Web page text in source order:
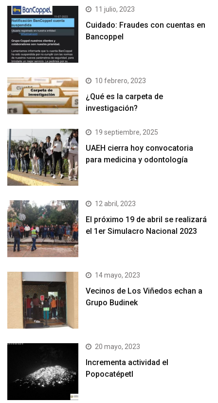
11 julio, 2023
Cuidado: Fraudes con cuentas en
Bancoppel
10 febrero, 2023
¿Qué es la carpeta de
investigación?
19 septiembre, 2025
UAEH cierra hoy convocatoria
para medicina y odontología
12 abril, 2023
El próximo 19 de abril se realizará
el 1er Simulacro Nacional 2023
14 mayo, 2023
Vecinos de Los Viñedos echan a
Grupo Budinek
20 mayo, 2023
Incrementa actividad el
Popocatépetl